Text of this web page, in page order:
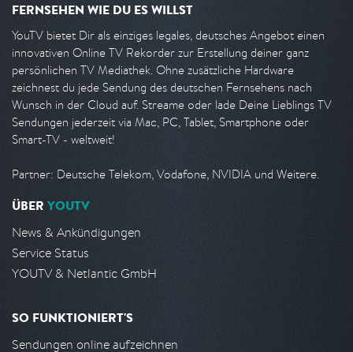
FERNSEHEN WIE DU ES WILLST
YouTV bietet Dir als einziges legales, deutsches Angebot einen
innovativen Online TV Rekorder zur Erstellung deiner ganz
persönlichen TV Mediathek. Ohne zusätzliche Hardware
zeichnest du jede Sendung des deutschen Fernsehens nach
Wunsch in der Cloud auf. Streame oder lade Deine Lieblings TV
Sendungen jederzeit via Mac, PC, Tablet, Smartphone oder
Smart-TV - weltweit!
Partner: Deutsche Telekom, Vodafone, NVIDIA und Weitere.
ÜBER YOUTV
News & Ankündigungen
Service Status
YOUTV & Netlantic GmbH
SO FUNKTIONIERT'S
Sendungen online aufzeichnen